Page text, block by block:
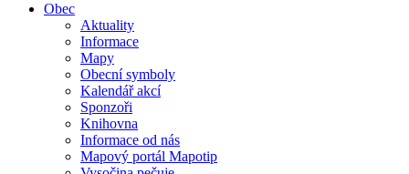
Obec
Aktuality
Informace
Mapy
Obecní symboly
Kalendář akcí
Sponzoři
Knihovna
Informace od nás
Mapový portál Mapotip